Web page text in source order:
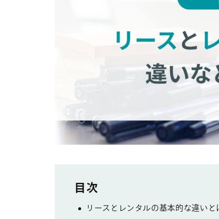
リースとレンタルの基本的な違いと